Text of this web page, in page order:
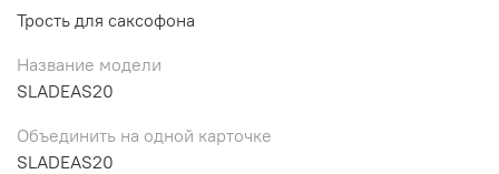
Трость для саксофона
Название модели
SLADEAS20
Объединить на одной карточке
SLADEAS20